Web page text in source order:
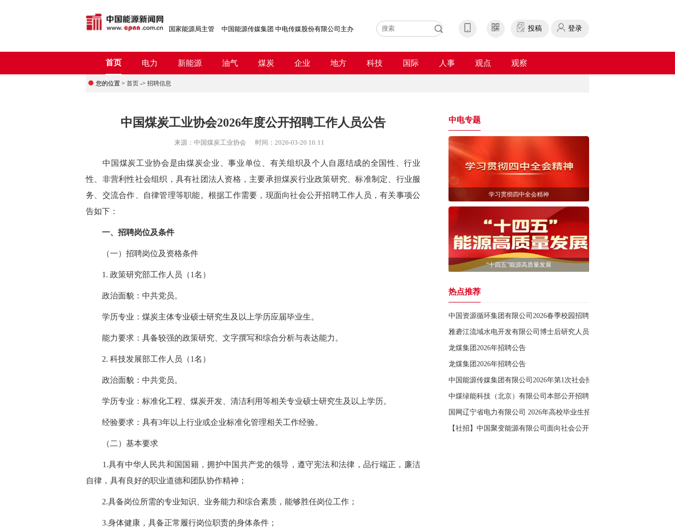
国家能源局主管 中国能源传媒集团 中电传媒股份有限公司主办 投稿 登录
首页 电力 新能源 油气 煤炭 企业 地方 科技 国际 人事 观点 观察
您的位置 > 首页 -> 招聘信息
中国煤炭工业协会2026年度公开招聘工作人员公告
来源： 中国煤炭工业协会 时间： 2026-03-20 16:11
中国煤炭工业协会是由煤炭企业、事业单位、有关组织及个人自愿结成的全国性、行业
性、非营利性社会组织，具有社团法人资格，主要承担煤炭行业政策研究、标准制定、行业服
务、交流合作、自律管理等职能。根据工作需要，现面向社会公开招聘工作人员，有关事项公
告如下：
一、招聘岗位及条件
（一）招聘岗位及资格条件
1. 政策研究部工作人员（1名）
政治面貌：中共党员。
学历专业：煤炭主体专业硕士研究生及以上学历应届毕业生。
能力要求：具备较强的政策研究、文字撰写和综合分析与表达能力。
2. 科技发展部工作人员（1名）
政治面貌：中共党员。
学历专业：标准化工程、煤炭开发、清洁利用等相关专业硕士研究生及以上学历。
经验要求：具有3年以上行业或企业标准化管理相关工作经验。
（二）基本要求
1.具有中华人民共和国国籍，拥护中国共产党的领导，遵守宪法和法律，品行端正，廉洁
自律，具有良好的职业道德和团队协作精神；
2.具备岗位所需的专业知识、业务能力和综合素质，能够胜任岗位工作；
3.身体健康，具备正常履行岗位职责的身体条件；
中电专题
学习贯彻四中全会精神
“十四五”能源高质量发展
热点推荐
中国资源循环集团有限公司2026春季校园招聘
雅砻江流域水电开发有限公司博士后研究人员公开招聘公告
龙煤集团2026年招聘公告
龙煤集团2026年招聘公告
中国能源传媒集团有限公司2026年第1次社会招聘公告
中煤绿能科技（北京）有限公司本部公开招聘公告
国网辽宁省电力有限公司 2026年高校毕业生招聘公告（第二批）
【社招】中国聚变能源有限公司面向社会公开招聘公告